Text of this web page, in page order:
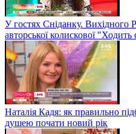
У гостях Сніданку. Вихідного
авторської колискової "Ходить
Наталія Кадя: як правильно
душею почати новий рік